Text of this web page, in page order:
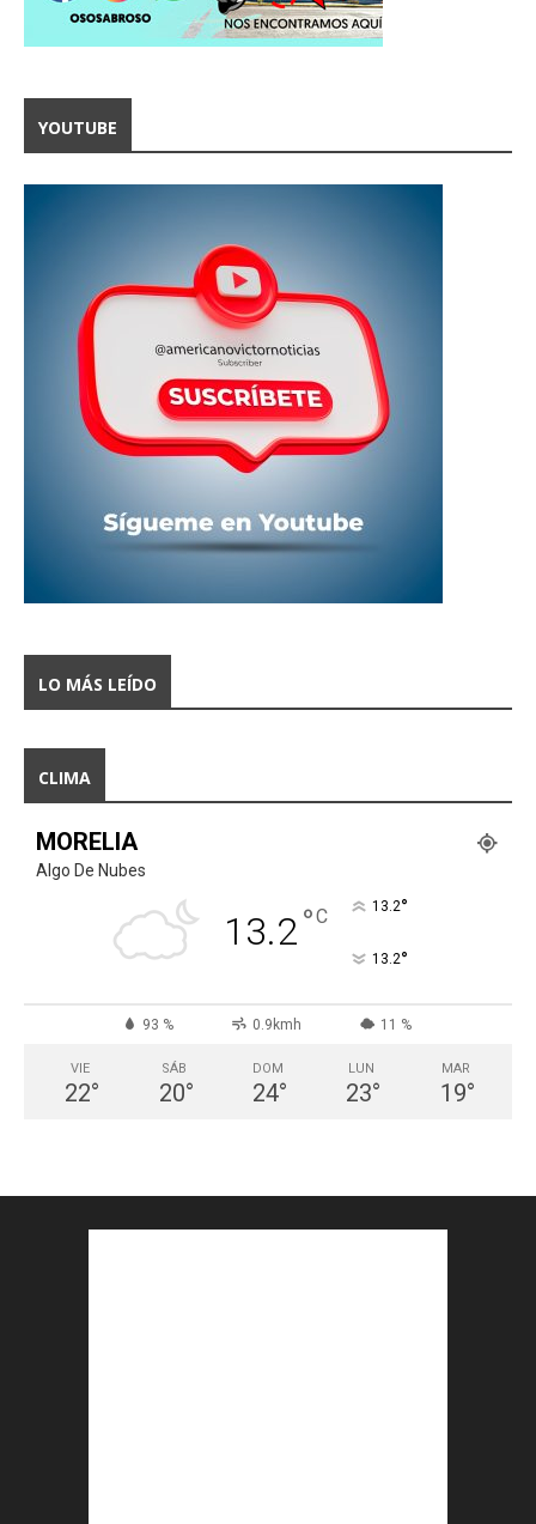
YOUTUBE
LO MÁS LEÍDO
CLIMA
MORELIA
Algo De Nubes
13.2°C 13.2°
13.2°
93 % 0.9kmh 11 %
VIE
22°
SÁB
20°
DOM
24°
LUN
23°
MAR
19°